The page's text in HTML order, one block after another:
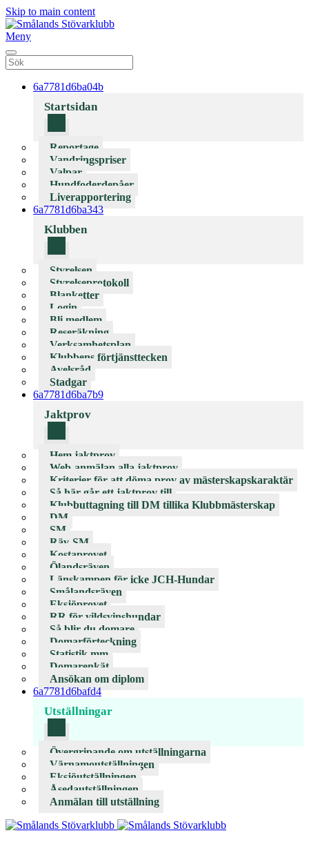
Skip to main content
Meny
6a7781d6ba04b
Startsidan
Reportage
Vandringspriser
Valpar
Hundfoderdepåer
Liverapportering
6a7781d6ba343
Klubben
Styrelsen
Styrelseprotokoll
Blanketter
Login
Bli medlem
Reseräkning
Verksamhetsplan
Klubbens förtjänsttecken
Avelsråd
Stadgar
6a7781d6ba7b9
Jaktprov
Hem jaktprov
Web-anmälan alla jaktprov
Kriterier för att döma prov av mästerskapskaraktär
Så här går ett jaktprov till
Klubbuttagning till DM tillika Klubbmästerskap
DM
SM
Räv-SM
Kostaprovet
Ölandsräven
Länskampen för icke JCH-Hundar
Smålandsräven
Eksjöprovet
RR för vildsvinshundar
Så blir du domare
Domarförteckning
Statistik mm
Domarenkät
Ansökan om diplom
6a7781d6bafd4
Utställningar
Övergripande om utställningarna
Värnamoutställningen
Eksjöutställningen
Åsedautställningen
Anmälan till utställning